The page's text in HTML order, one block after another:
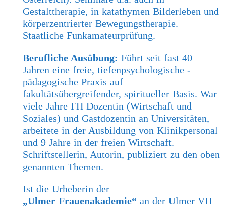
Gestalttherapie, in katathymen Bilderleben und
körperzentrierter Bewegungstherapie.
Staatliche Funkamateurprüfung.
Berufliche Ausübung: Führt seit fast 40
Jahren eine freie, tiefenpsychologische -
pädagogische Praxis auf
fakultätsübergreifender, spiritueller Basis. War
viele Jahre FH Dozentin (Wirtschaft und
Soziales) und Gastdozentin an Universitäten,
arbeitete in der Ausbildung von Klinikpersonal
und 9 Jahre in der freien Wirtschaft.
Schriftstellerin, Autorin, publiziert zu den oben
genannten Themen.
Ist die Urheberin der
„Ulmer Frauenakademie“ an der Ulmer VH